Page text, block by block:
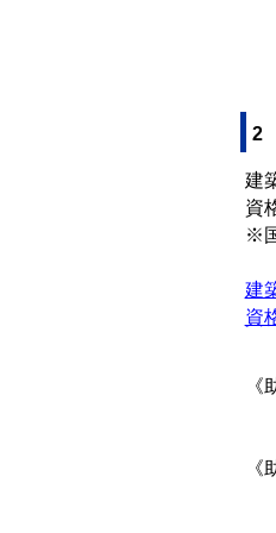
2
建
資
※
建
資
《
《